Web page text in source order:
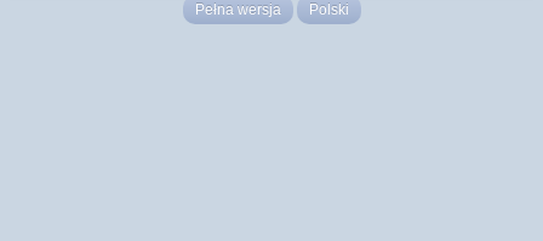
Pełna wersja Polski